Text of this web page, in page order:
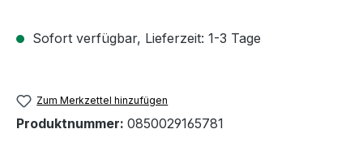
Sofort verfügbar, Lieferzeit: 1-3 Tage
Zum Merkzettel hinzufügen
Produktnummer: 0850029165781